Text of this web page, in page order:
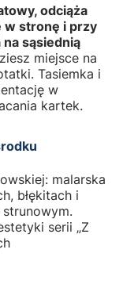
odciąża
w stronę i przy
na sąsiednią
miejsce na
Tasiemka i
w
kartek.
malarska
błękitach i
strunowym.
serii „Z